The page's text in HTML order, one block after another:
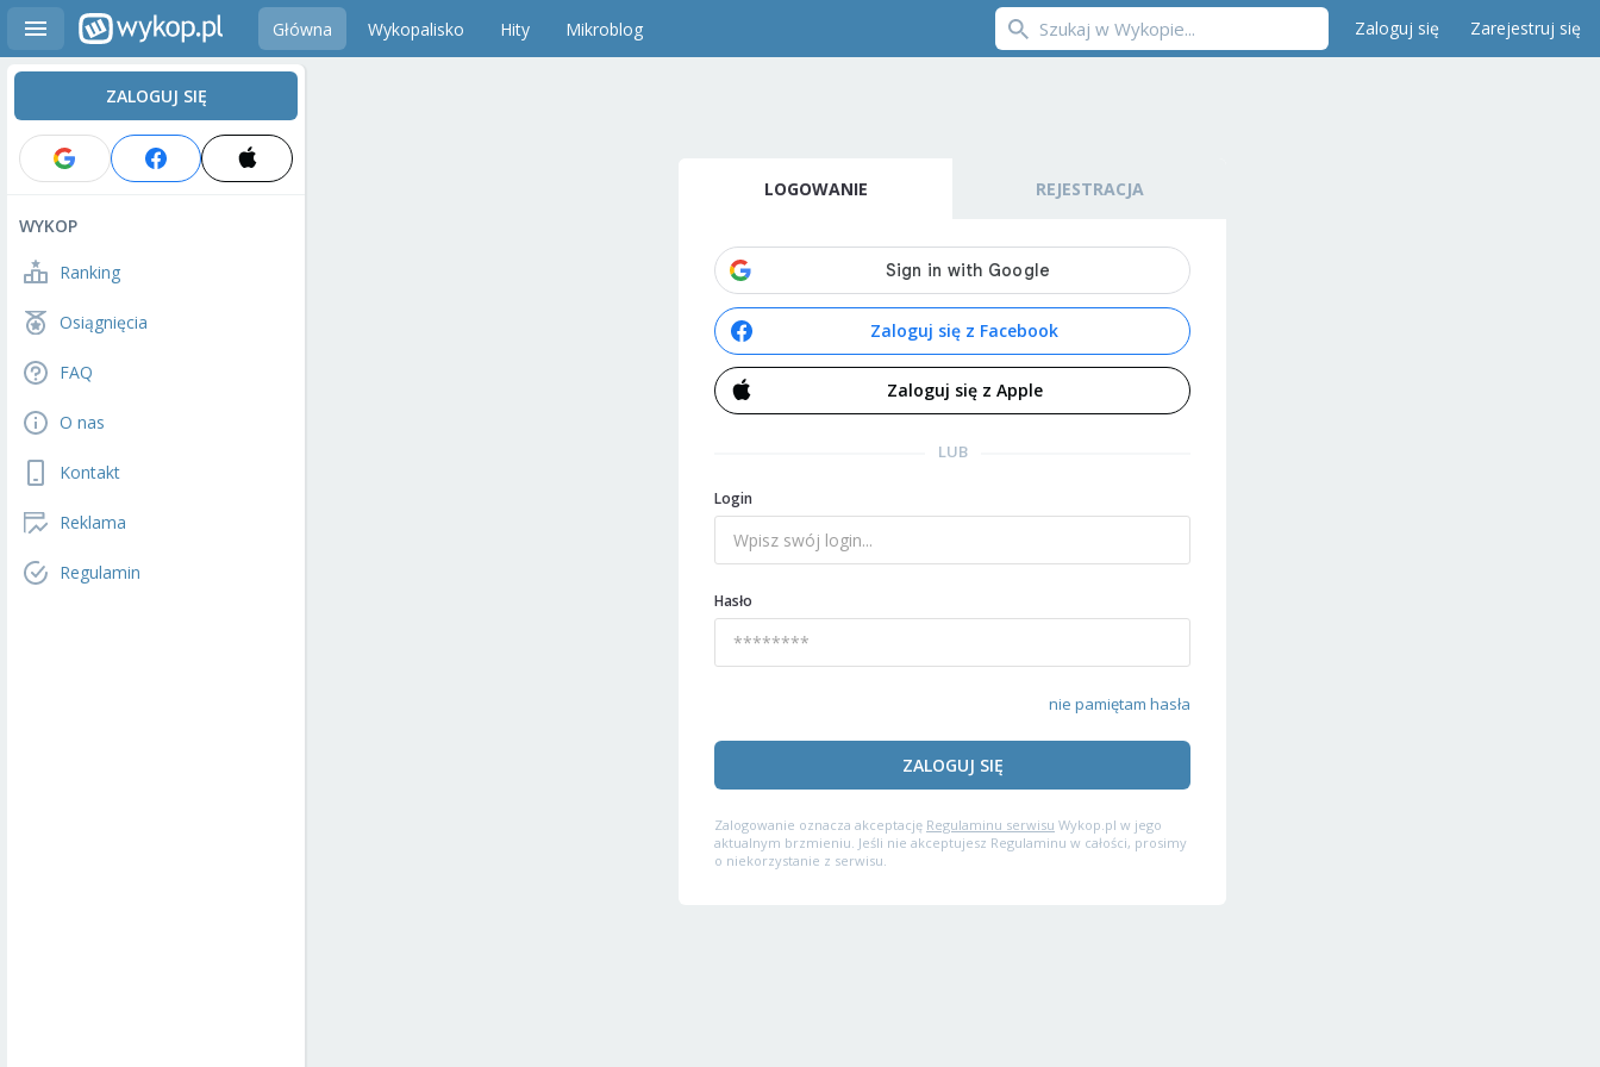
Główna Wykopalisko Hity Mikroblog Zaloguj się Zarejestruj się
ZALOGUJ SIĘ
WYKOP
Ranking
Osiągnięcia
FAQ
O nas
Kontakt
Reklama
Regulamin
LOGOWANIE REJESTRACJA
Zaloguj się z Facebook
Zaloguj się z Apple
LUB
Login
Hasło
nie pamiętam hasła
ZALOGUJ SIĘ
Zalogowanie oznacza akceptację Regulaminu serwisu Wykop.pl w jego
aktualnym brzmieniu. Jeśli nie akceptujesz Regulaminu w całości, prosimy
o niekorzystanie z serwisu.